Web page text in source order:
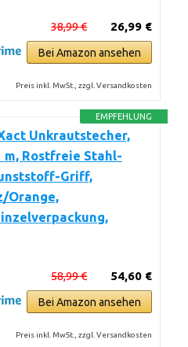
26,99 €
38,99 €
Bei Amazon ansehen
Preis inkl. MwSt., zzgl. Versandkosten
EMPFEHLUNG
Unkrautstecher,
m, Rostfreie Stahl-
Griff,
Orange,
54,60 €
58,99 €
Bei Amazon ansehen
Preis inkl. MwSt., zzgl. Versandkosten